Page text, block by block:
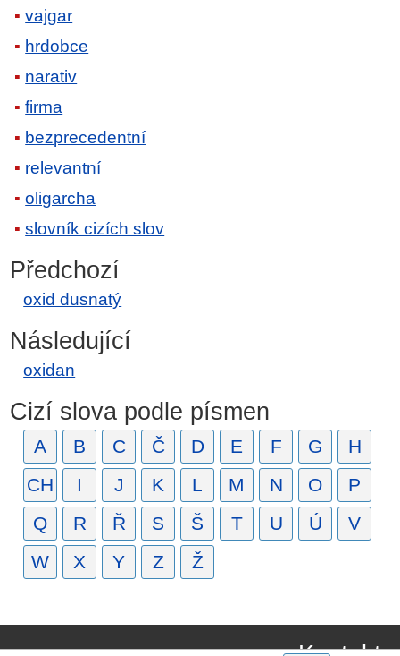
vajgar
hrdobce
narativ
firma
bezprecedentní
relevantní
oligarcha
slovník cizích slov
Předchozí
oxid dusnatý
Následující
oxidan
Cizí slova podle písmen
A B C Č D E F G
H
CH
I J K L M N O
P
Q
R Ř S Š T U Ú
V
W
X Y Z Ž